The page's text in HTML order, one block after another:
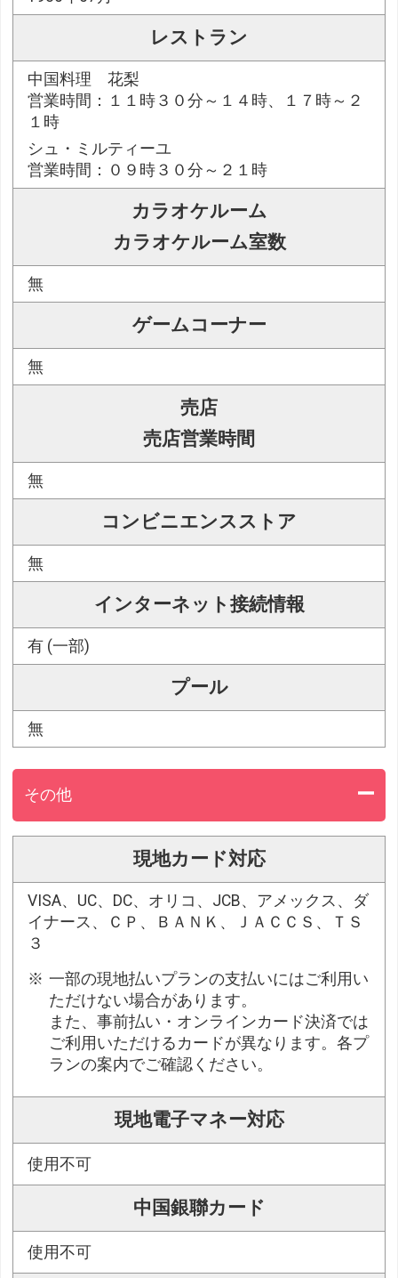
レストラン
中国料理 花梨
営業時間：１１時３０分～１４時、１７時～２
１時
シュ・ミルティーユ
営業時間：０９時３０分～２１時
カラオケルーム
カラオケルーム室数
無
ゲームコーナー
無
売店
売店営業時間
無
コンビニエンスストア
無
インターネット接続情報
有 (一部)
プール
無
その他
現地カード対応
VISA、UC、DC、オリコ、JCB、アメックス、ダ
イナース、ＣＰ、ＢＡＮＫ、ＪＡＣＣＳ、ＴＳ
３
一部の現地払いプランの支払いにはご利用い
ただけない場合があります。
また、事前払い・オンラインカード決済では
ご利用いただけるカードが異なります。各プ
ランの案内でご確認ください。
現地電子マネー対応
使用不可
中国銀聯カード
使用不可